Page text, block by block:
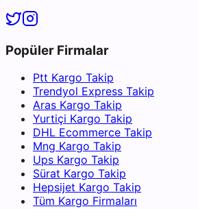
Popüler Firmalar
Ptt Kargo Takip
Trendyol Express Takip
Aras Kargo Takip
Yurtiçi Kargo Takip
DHL Ecommerce Takip
Mng Kargo Takip
Ups Kargo Takip
Sürat Kargo Takip
Hepsijet Kargo Takip
Tüm Kargo Firmaları